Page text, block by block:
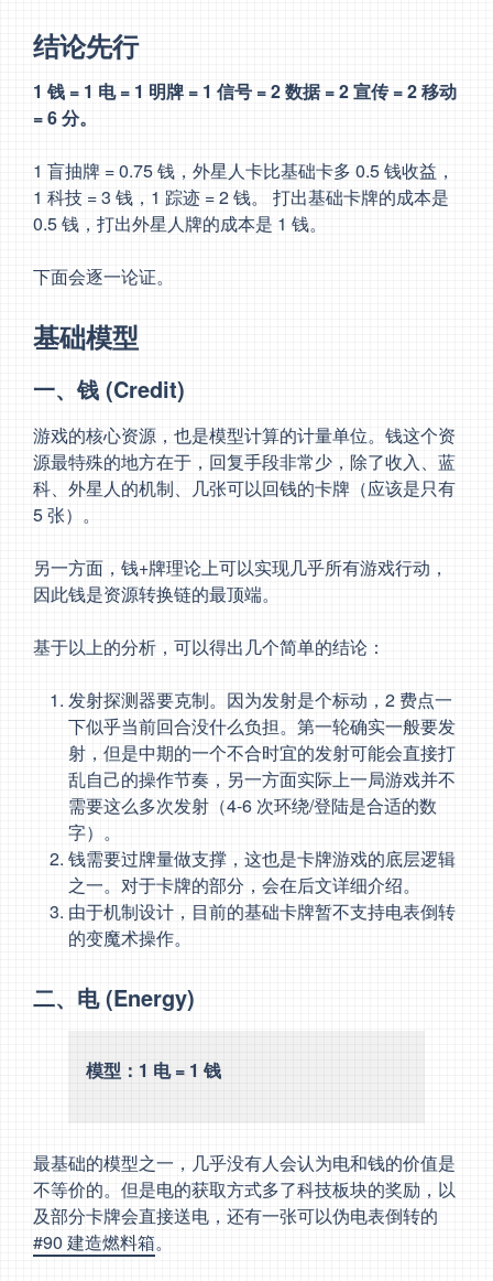
结论先行
1 钱 = 1 电 = 1 明牌 = 1 信号 = 2 数据 = 2 宣传 = 2 移动
= 6 分。
1 盲抽牌 = 0.75 钱，外星人卡比基础卡多 0.5 钱收益，
1 科技 = 3 钱，1 踪迹 = 2 钱。 打出基础卡牌的成本是
0.5 钱，打出外星人牌的成本是 1 钱。
下面会逐一论证。
基础模型
一、钱 (Credit)
游戏的核心资源，也是模型计算的计量单位。钱这个资
源最特殊的地方在于，回复手段非常少，除了收入、蓝
科、外星人的机制、几张可以回钱的卡牌（应该是只有
5 张）。
另一方面，钱+牌理论上可以实现几乎所有游戏行动，
因此钱是资源转换链的最顶端。
基于以上的分析，可以得出几个简单的结论：
发射探测器要克制。因为发射是个标动，2 费点一
下似乎当前回合没什么负担。第一轮确实一般要发
射，但是中期的一个不合时宜的发射可能会直接打
乱自己的操作节奏，另一方面实际上一局游戏并不
需要这么多次发射（4-6 次环绕/登陆是合适的数
字）。
钱需要过牌量做支撑，这也是卡牌游戏的底层逻辑
之一。对于卡牌的部分，会在后文详细介绍。
由于机制设计，目前的基础卡牌暂不支持电表倒转
的变魔术操作。
二、电 (Energy)
模型：1 电 = 1 钱
最基础的模型之一，几乎没有人会认为电和钱的价值是
不等价的。但是电的获取方式多了科技板块的奖励，以
及部分卡牌会直接送电，还有一张可以伪电表倒转的
#90 建造燃料箱。